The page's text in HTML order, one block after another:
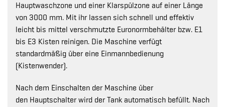
Hauptwaschzone und einer Klarspülzone auf einer Länge
von 3000 mm. Mit ihr lassen sich schnell und effektiv
leicht bis mittel verschmutzte Euronormbehälter bzw. E1
bis E3 Kisten reinigen. Die Maschine verfügt
standardmäßig über eine Einmannbedienung
(Kistenwender).
Nach dem Einschalten der Maschine über
den Hauptschalter wird der Tank automatisch befüllt. Nach